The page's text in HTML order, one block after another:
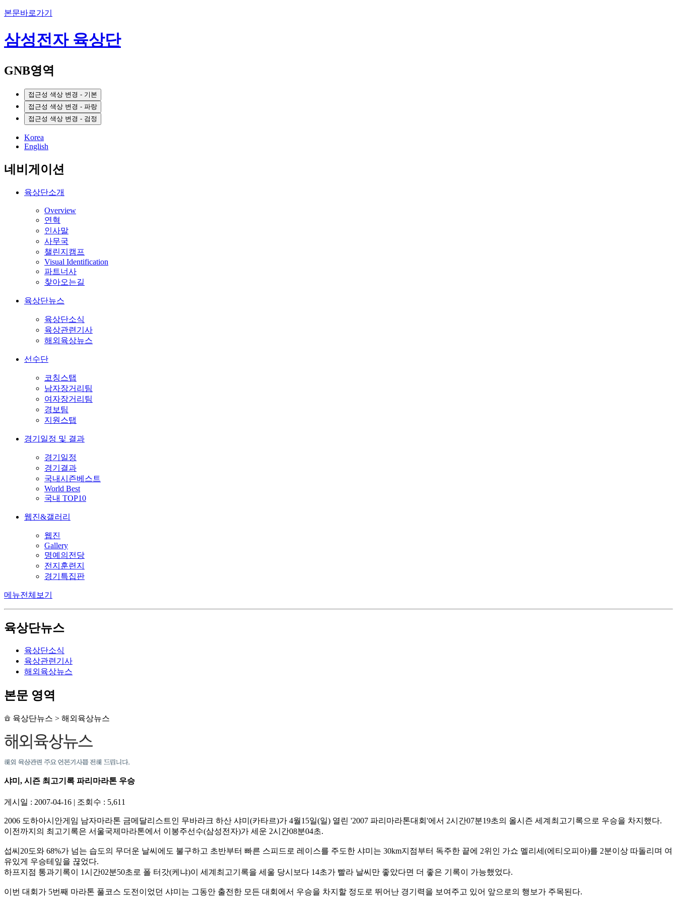
본문바로가기
삼성전자 육상단
GNB영역
접근성 색상 변경 - 기본
접근성 색상 변경 - 파랑
접근성 색상 변경 - 검정
Korea
English
네비게이션
육상단소개
Overview
연혁
인사말
사무국
챌린지캠프
Visual Identification
파트너사
찾아오는길
육상단뉴스
육상단소식
육상관련기사
해외육상뉴스
선수단
코칭스탭
남자장거리팀
여자장거리팀
경보팀
지원스탭
경기일정 및 결과
경기일정
경기결과
국내시즌베스트
World Best
국내 TOP10
웹진&갤러리
웹진
Gallery
명예의전당
전지훈련지
경기특집판
메뉴전체보기
육상단뉴스
육상단소식
육상관련기사
해외육상뉴스
본문 영역
육상단뉴스 > 해외육상뉴스
샤미, 시즌 최고기록 파리마라톤 우승
게시일 : 2007-04-16 조회수 : 5,611
2006 도하아시안게임 남자마라톤 금메달리스트인 무바라크 하산 샤미(카타르)가 4월15일(일) 열린 '2007 파리마라톤대회'에서 2시간07분19초의 올시즌 세계최고기록으로 우승을 차지했다.
이전까지의 최고기록은 서울국제마라톤에서 이봉주선수(삼성전자)가 세운 2시간08분04초.
섭씨20도와 68%가 넘는 습도의 무더운 날씨에도 불구하고 초반부터 빠른 스피드로 레이스를 주도한 샤미는 30km지점부터 독주한 끝에 2위인 가쇼 멜리세(에티오피아)를 2분이상 따돌리며 여
유있게 우승테잎을 끊었다.
하프지점 통과기록이 1시간02분50초로 폴 터갓(케냐)이 세계최고기록을 세울 당시보다 14초가 빨라 날씨만 좋았다면 더 좋은 기록이 가능했었다.
이번 대회가 5번째 마라톤 풀코스 도전이었던 샤미는 그동안 출전한 모든 대회에서 우승을 차지할 정도로 뛰어난 경기력을 보여주고 있어 앞으로의 행보가 주목된다.